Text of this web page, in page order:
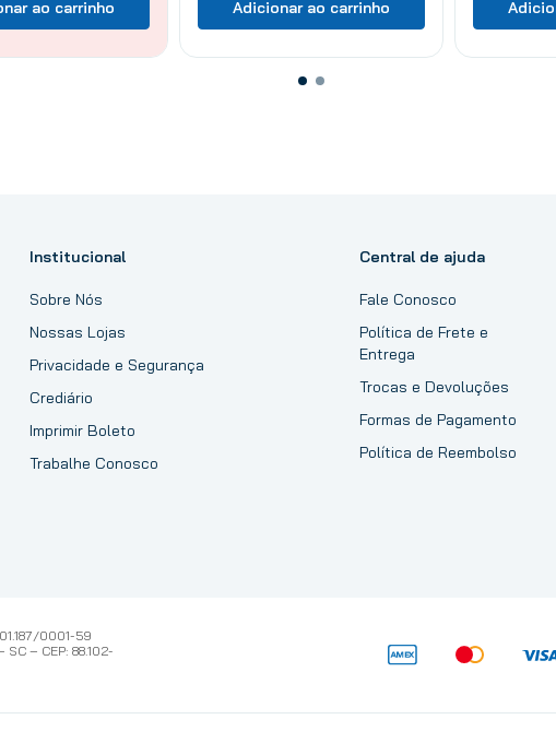
ao carrinho Adicionar ao carrinho
Institucional
Sobre Nós
Nossas Lojas
Privacidade e Segurança
Crediário
Imprimir Boleto
Trabalhe Conosco
Central de ajuda
Fale Conosco
Política de Frete e
Entrega
Trocas e Devoluções
Formas de Pagamento
Política de Reembolso
0001-59
– CEP: 88.102-